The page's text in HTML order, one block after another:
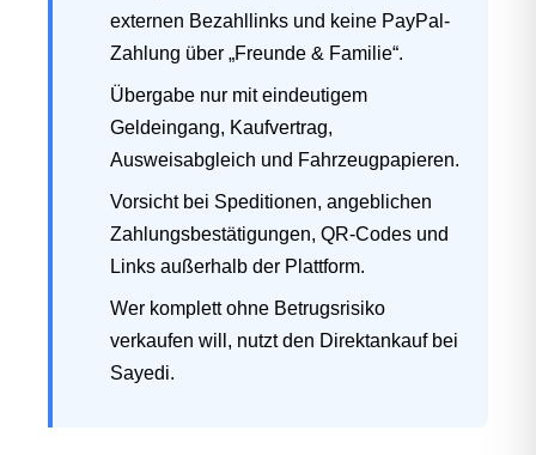
externen Bezahllinks und keine PayPal-
Zahlung über „Freunde & Familie“.
Übergabe nur mit eindeutigem
Geldeingang, Kaufvertrag,
Ausweisabgleich und Fahrzeugpapieren.
Vorsicht bei Speditionen, angeblichen
Zahlungsbestätigungen, QR-Codes und
Links außerhalb der Plattform.
Wer komplett ohne Betrugsrisiko
verkaufen will, nutzt den Direktankauf bei
Sayedi.